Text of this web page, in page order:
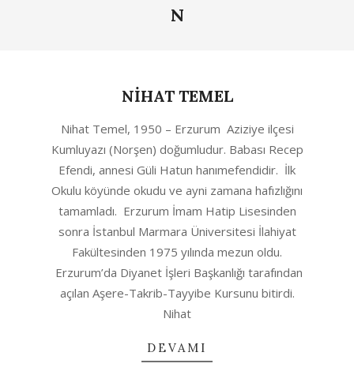
N
NİHAT TEMEL
03-
14
Nihat Temel, 1950 – Erzurum Aziziye ilçesi
Kumluyazı (Norşen) doğumludur. Babası Recep
Efendi, annesi Güli Hatun hanımefendidir. İlk
Okulu köyünde okudu ve ayni zamana hafızlığını
tamamladı. Erzurum İmam Hatip Lisesinden
sonra İstanbul Marmara Üniversitesi İlahiyat
Fakültesinden 1975 yılında mezun oldu.
Erzurum’da Diyanet İşleri Başkanlığı tarafından
açılan Aşere-Takrib-Tayyibe Kursunu bitirdi.
Nihat
DEVAMI